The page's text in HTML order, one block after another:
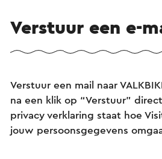
Verstuur een e-
Verstuur een mail naar
na een klik op “Verstuur”
privacy verklaring staat hoe
jouw persoonsgegevens